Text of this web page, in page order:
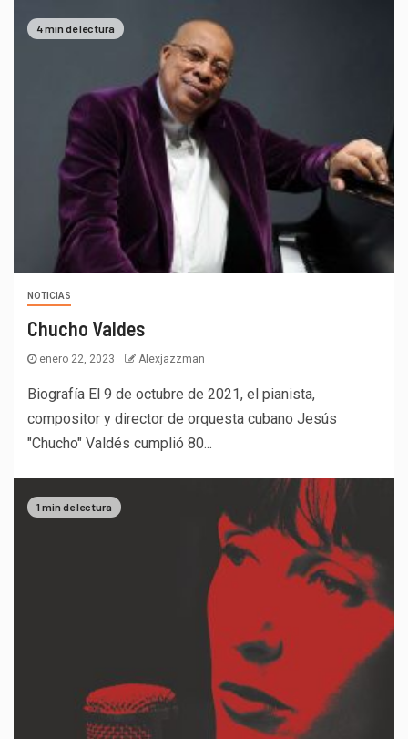
4 min de lectura
NOTICIAS
Chucho Valdes
enero 22, 2023 Alexjazzman
Biografía El 9 de octubre de 2021, el pianista,
compositor y director de orquesta cubano Jesús
"Chucho" Valdés cumplió 80...
1 min de lectura